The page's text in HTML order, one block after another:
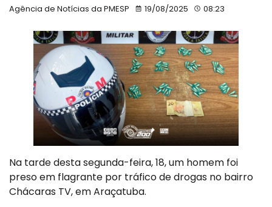
Agência de Notícias da PMESP 19/08/2025 08:23
Na tarde desta segunda-feira, 18, um homem foi
preso em flagrante por tráfico de drogas no bairro
Chácaras TV, em Araçatuba.